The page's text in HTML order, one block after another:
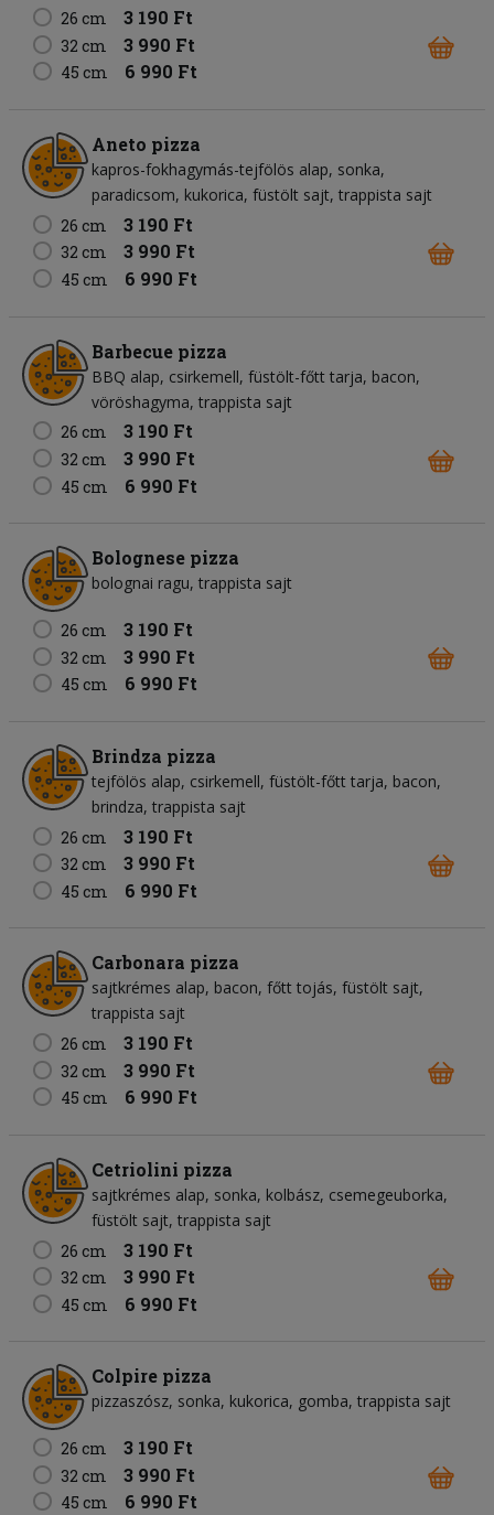
26 cm 3 190 Ft
32 cm 3 990 Ft
45 cm 6 990 Ft
Aneto pizza
kapros-fokhagymás-tejfölös alap sonka
paradicsom kukorica füstölt sajt trappista sajt
26 cm
3 190 Ft
32 cm 3 990 Ft
45 cm 6 990 Ft
Barbecue pizza
BBQ alap csirkemell füstölt-főtt tarja bacon
vöröshagyma trappista sajt
26 cm
3 190 Ft
32 cm 3 990 Ft
45 cm 6 990 Ft
Bolognese pizza
bolognai ragu trappista sajt
26 cm 3 190 Ft
32 cm 3 990 Ft
45 cm 6 990 Ft
Brindza pizza
tejfölös alap csirkemell füstölt-főtt tarja bacon
brindza trappista sajt
26 cm
3 190 Ft
32 cm 3 990 Ft
45 cm 6 990 Ft
Carbonara pizza
sajtkrémes alap bacon főtt tojás füstölt sajt
trappista sajt
26 cm
3 190 Ft
32 cm 3 990 Ft
45 cm 6 990 Ft
Cetriolini pizza
sajtkrémes alap sonka kolbász csemegeuborka
füstölt sajt trappista sajt
26 cm
3 190 Ft
32 cm 3 990 Ft
45 cm 6 990 Ft
Colpire pizza
pizzaszósz sonka kukorica gomba trappista sajt
26 cm 3 190 Ft
32 cm 3 990 Ft
45 cm 6 990 Ft